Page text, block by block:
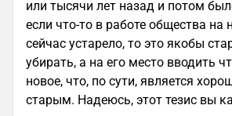
или тысячи лет назад и потом
если что-то в работе общества на
сейчас устарело, то это якобы
убирать, а на его место вводить
новое, что, по сути, является
старым. Надеюсь, этот тезис вы